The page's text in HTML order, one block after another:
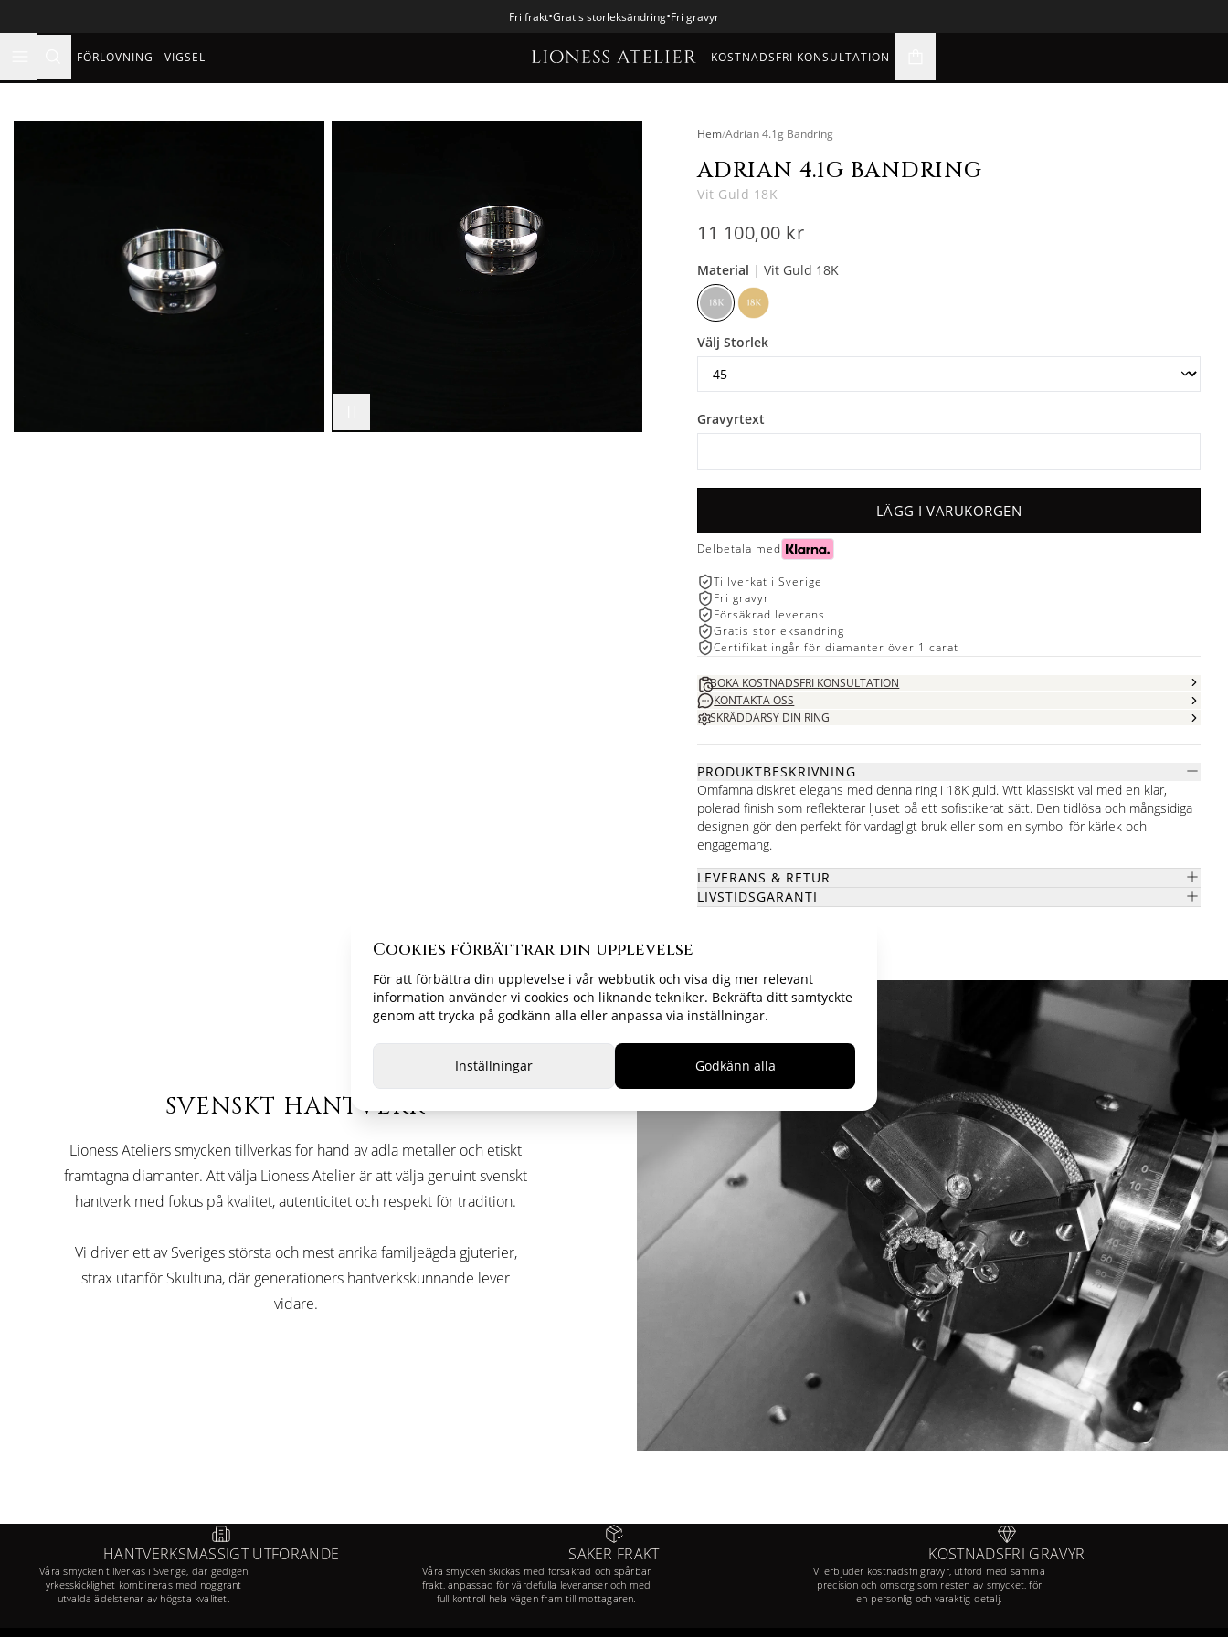
Cookies förbättrar din upplevelse
För att förbättra din upplevelse i vår webbutik och visa dig mer relevant
information använder vi cookies och liknande tekniker. Bekräfta ditt samtyckte
genom att trycka på godkänn alla eller anpassa via inställningar.
Inställningar Godkänn alla
Fri frakt•Gratis storleksändring•Fri gravyr
FÖRLOVNING VIGSEL KOSTNADSFRI KONSULTATION
Hem/Adrian 4.1g Bandring
ADRIAN 4.1G BANDRING
Vit Guld 18K
11 100,00 kr
Material |Vit Guld 18K
Välj Storlek
Gravyrtext
LÄGG I VARUKORGEN
Delbetala med
Tillverkat i Sverige
Fri gravyr
Försäkrad leverans
Gratis storleksändring
Certifikat ingår för diamanter över 1 carat
BOKA KOSTNADSFRI KONSULTATION
KONTAKTA OSS
SKRÄDDARSY DIN RING
PRODUKTBESKRIVNING
Omfamna diskret elegans med denna ring i 18K guld. Wtt klassiskt val med en klar,
polerad finish som reflekterar ljuset på ett sofistikerat sätt. Den tidlösa och mångsidiga
designen gör den perfekt för vardagligt bruk eller som en symbol för kärlek och
engagemang.
LEVERANS & RETUR
LIVSTIDSGARANTI
SVENSKT HANTVERK
Lioness Ateliers smycken tillverkas för hand av ädla metaller och etiskt
framtagna diamanter. Att välja Lioness Atelier är att välja genuint svenskt
hantverk med fokus på kvalitet, autenticitet och respekt för tradition.
Vi driver ett av Sveriges största och mest anrika familjeägda gjuterier,
strax utanför Skultuna, där generationers hantverkskunnande lever
vidare.
HANTVERKSMÄSSIGT UTFÖRANDE
Våra smycken tillverkas i Sverige, där gedigen
yrkesskicklighet kombineras med noggrant
utvalda ädelstenar av högsta kvalitet.
SÄKER FRAKT
Våra smycken skickas med försäkrad och spårbar
frakt, anpassad för värdefulla leveranser och med
full kontroll hela vägen fram till mottagaren.
KOSTNADSFRI GRAVYR
Vi erbjuder kostnadsfri gravyr, utförd med samma
precision och omsorg som resten av smycket, för
en personlig och varaktig detalj.